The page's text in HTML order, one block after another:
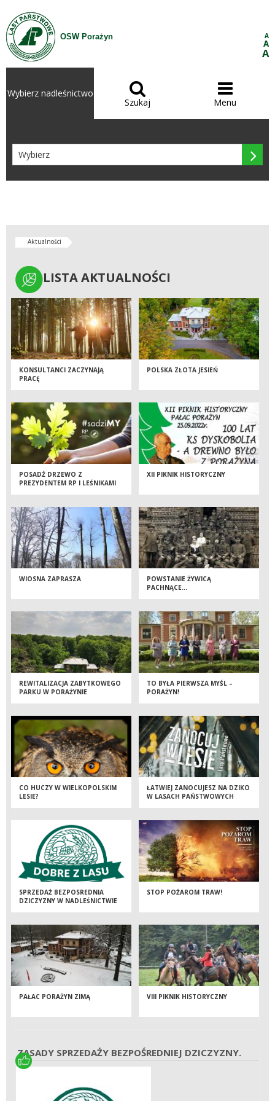
Przejdź do treści
OSW Porażyn A
A
A
Wybierz nadleśnictwo 
Szukaj

Menu

Aktualności
LISTA AKTUALNOŚCI
LISTA AKTUALNOŚCI
KONSULTANCI ZACZYNAJĄ
PRACĘ
POLSKA ZŁOTA JESIEŃ
POSADŹ DRZEWO Z
PREZYDENTEM RP I LEŚNIKAMI
XII PIKNIK HISTORYCZNY
WIOSNA ZAPRASZA
POWSTANIE ŻYWICĄ
PACHNĄCE...
REWITALIZACJA ZABYTKOWEGO
PARKU W PORAŻYNIE
TO BYŁA PIERWSZA MYŚL –
PORAŻYN!
CO HUCZY W WIELKOPOLSKIM
LESIE?
ŁATWIEJ ZANOCUJESZ NA DZIKO
W LASACH PAŃSTWOWYCH
SPRZEDAŻ BEZPOSREDNIA
DZICZYZNY W NADLEŚNICTWIE
STOP POŻAROM TRAW!
PAŁAC PORAŻYN ZIMĄ VIII PIKNIK HISTORYCZNY
ZASADY SPRZEDAŻY BEZPOŚREDNIEJ DZICZYZNY.